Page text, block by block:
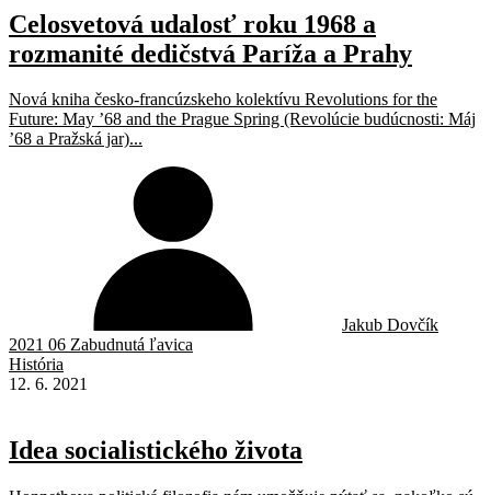
Celosvetová udalosť roku 1968 a
rozmanité dedičstvá Paríža a Prahy
Nová kniha česko-francúzskeho kolektívu Revolutions for the
Future: May ’68 and the Prague Spring (Revolúcie budúcnosti: Máj
’68 a Pražská jar)...
Jakub Dovčík
2021 06 Zabudnutá ľavica
História
12. 6. 2021
Idea socialistického života